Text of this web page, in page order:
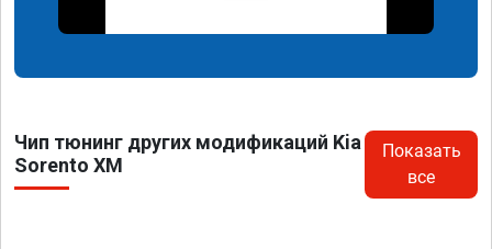
Чип тюнинг других модификаций Kia
Sorento XM
Показать
все